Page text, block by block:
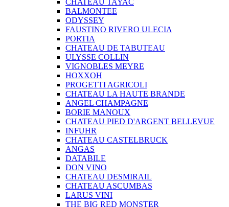
CHATEAU TAYAC
BALMONTEE
ODYSSEY
FAUSTINO RIVERO ULECIA
PORTIA
CHATEAU DE TABUTEAU
ULYSSE COLLIN
VIGNOBLES MEYRE
HOXXOH
PROGETTI AGRICOLI
CHATEAU LA HAUTE BRANDE
ANGEL CHAMPAGNE
BORIE MANOUX
CHATEAU PIED D'ARGENT BELLEVUE
INFUHR
CHATEAU CASTELBRUCK
ANGAS
DATABILE
DON VINO
CHATEAU DESMIRAIL
CHATEAU ASCUMBAS
LARUS VINI
THE BIG RED MONSTER